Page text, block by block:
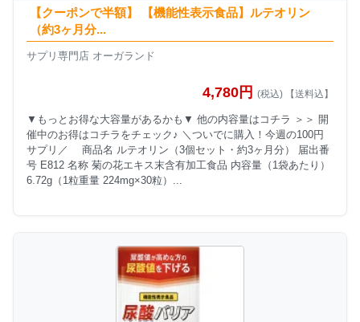
【クーポンで半額】 【機能性表示食品】ルテオリン
（約3ヶ月分...
サプリ専門店 オーガランド
4,780円 (税込) 【送料込】
▼もっとお得な大容量があるかも▼ 他の内容量はコチラ ＞＞ 開
催中のお得はコチラをチェック♪ ＼ついでに購入！今週の100円
サプリ／ 商品名 ルテオリン（3個セット・約3ヶ月分） 届出番
号 E812 名称 菊の花エキス末含有加工食品 内容量（1袋あたり）
6.72g（1粒重量 224mg×30粒）...